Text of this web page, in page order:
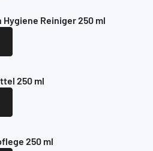
Reiniger 250 ml
250 ml
250 ml